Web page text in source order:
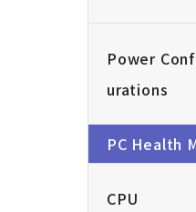
Power
urations
PC Health
CPU